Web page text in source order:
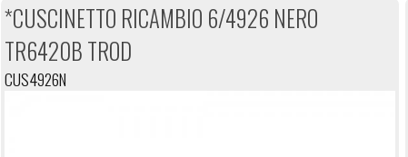
*CUSCINETTO RICAMBIO 6/4926 NERO
TR6420B TROD
CUS4926N